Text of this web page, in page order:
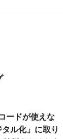
ードが使えな
ル化」に取り